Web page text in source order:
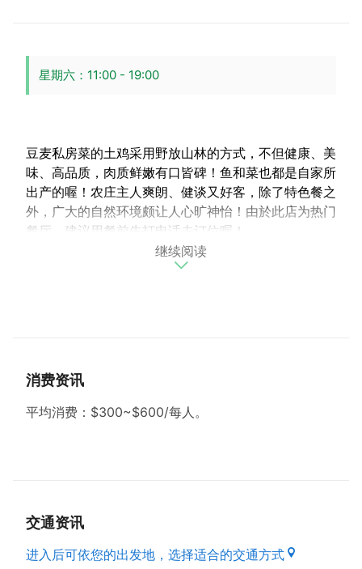
星期六：11:00 - 19:00
豆麦私房菜的土鸡采用野放山林的方式，不但健康、美
味、高品质，肉质鲜嫩有口皆碑！鱼和菜也都是自家所
出产的喔！农庄主人爽朗、健谈又好客，除了特色餐之
外，广大的自然环境颇让人心旷神怡！由於此店为热门
餐厅，建议用餐前先打电话去订位喔！
继续阅读
消费资讯
平均消费：$300~$600/每人。
交通资讯
进入后可依您的出发地，选择适合的交通方式